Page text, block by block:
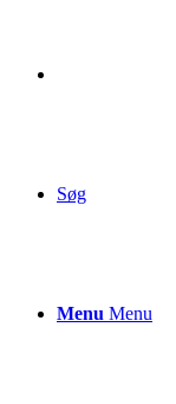
Søg
Menu Menu